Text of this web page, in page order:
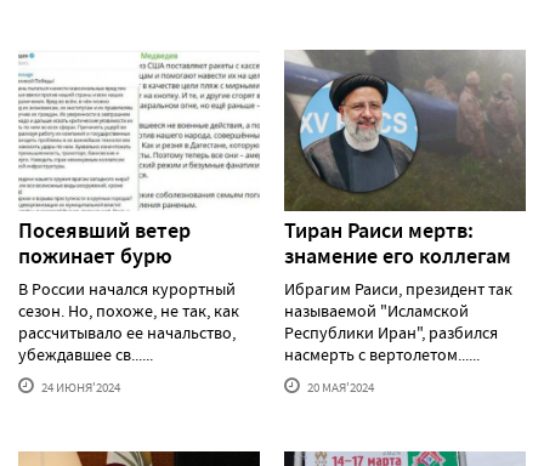
Посеявший ветер
пожинает бурю
В России начался курортный
сезон. Но, похоже, не так, как
рассчитывало ее начальство,
убеждавшее св......
24 ИЮНЯ'2024
Тиран Раиси мертв:
знамение его коллегам
Ибрагим Раиси, президент так
называемой "Исламской
Республики Иран", разбился
насмерть с вертолетом......
20 МАЯ'2024